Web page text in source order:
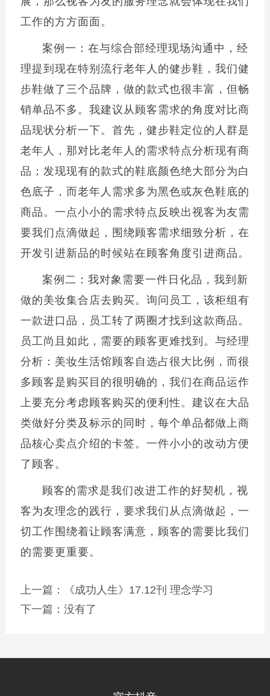
工作的方方面面。
案例一：在与综合部经理现场沟通中，经
理提到现在特别流行老年人的健步鞋，我们健
步鞋做了三个品牌，做的款式也很丰富，但畅
销单品不多。我建议从顾客需求的角度对比商
品现状分析一下。首先，健步鞋定位的人群是
老年人，那对比老年人的需求特点分析现有商
品；发现现有的款式的鞋底颜色绝大部分为白
色底子，而老年人需求多为黑色或灰色鞋底的
商品。一点小小的需求特点反映出视客为友需
要我们点滴做起，围绕顾客需求细致分析，在
开发引进新品的时候站在顾客角度引进商品。
案例二：我对象需要一件日化品，我到新
做的美妆集合店去购买。询问员工，该柜组有
一款进口品，员工转了两圈才找到这款商品。
员工尚且如此，需要的顾客更难找到。与经理
分析：美妆生活馆顾客自选占很大比例，而很
多顾客是购买目的很明确的，我们在商品运作
上要充分考虑顾客购买的便利性。建议在大品
类做好分类及标示的同时，每个单品都做上商
品核心卖点介绍的卡签。一件小小的改动方便
了顾客。
顾客的需求是我们改进工作的好契机，视
客为友理念的践行，要求我们从点滴做起，一
切工作围绕着让顾客满意，顾客的需要比我们
的需要更重要。
上一篇：
《成功人生》17.12刊 理念学习
下一篇：没有了